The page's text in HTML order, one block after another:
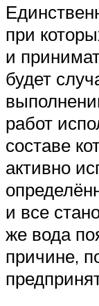
при
и
будет
работ
составе
активно
и все
же вода
причине,